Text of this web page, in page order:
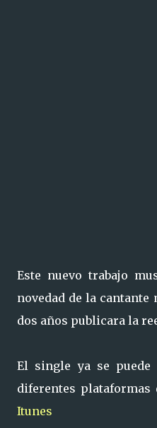
Este nuevo trabajo
novedad de la cantante
dos años publicara la
El single ya se
diferentes plataformas
Itunes